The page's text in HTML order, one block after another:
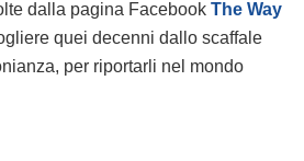
dalla pagina Facebook The Way
quei decenni dallo scaffale
per riportarli nel mondo